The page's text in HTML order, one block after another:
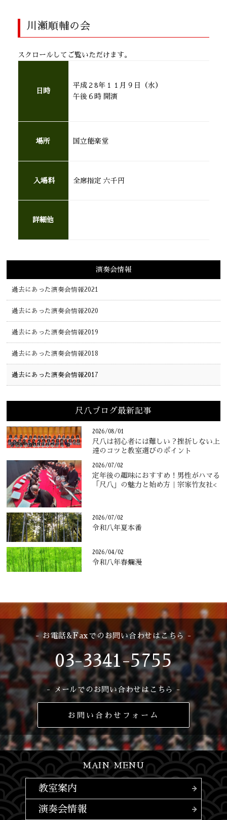
川瀬順輔の会
スクロールしてご覧いただけます。
日時
平成２8年１１月９日（水）
午後６時 開演
場所 国立能楽堂
入場料 全席指定 六千円
詳細他
演奏会情報
過去にあった演奏会情報2021
過去にあった演奏会情報2020
過去にあった演奏会情報2019
過去にあった演奏会情報2018
過去にあった演奏会情報2017
尺八ブログ最新記事
2026/08/01
尺八は初心者には難しい？挫折しない上
達のコツと教室選びのポイント
2026/07/02
定年後の趣味におすすめ！男性がハマる
「尺八」の魅力と始め方｜宗家竹友社<
2026/07/02
令和八年夏本番
2026/04/02
令和八年春爛漫
- お電話&Faxでのお問い合わせはこちら -
03-3341-5755
- メールでのお問い合わせはこちら -
お問い合わせフォーム
MAIN MENU
教室案内
演奏会情報